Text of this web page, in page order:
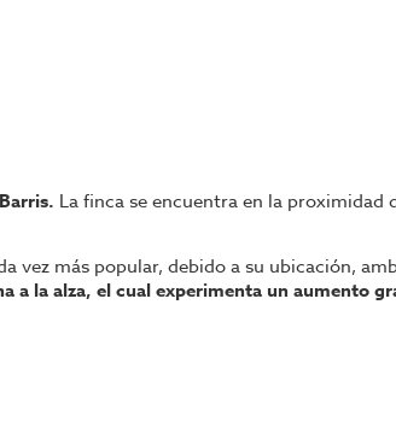
La finca se encuentra en la proximidad
vez más popular, debido a su ubicación,
a la alza, el cual experimenta un aumento